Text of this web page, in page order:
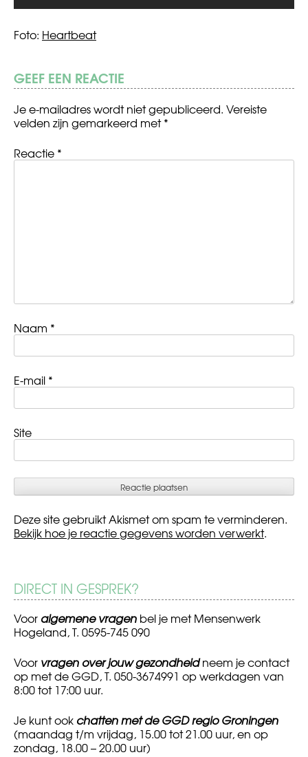
Foto: Heartbeat
GEEF EEN REACTIE
Je e-mailadres wordt niet gepubliceerd. Vereiste
velden zijn gemarkeerd met*
Reactie *
Naam *
E-mail *
Site
Deze site gebruikt Akismet om spam te verminderen.
Bekijk hoe je reactie gegevens worden verwerkt.
DIRECT IN GESPREK?
Voor algemene vragen bel je met Mensenwerk
Hogeland, T. 0595-745 090
Voor vragen over jouw gezondheidneem je contact
op met de GGD, T. 050-3674991 op werkdagen van
8:00 tot 17:00 uur.
Je kunt ook chatten met de GGD regio Groningen
(maandag t/m vrijdag, 15.00 tot 21.00 uur, en op
zondag, 18.00 – 20.00 uur)